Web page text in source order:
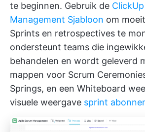
te beginnen. Gebruik de
Management Sjabloon om
Sprints en retrospectives te
ondersteunt teams die
behandelen en wordt geleverd
mappen voor Scrum
Springs, en een Whiteboard
visuele weergave sprint